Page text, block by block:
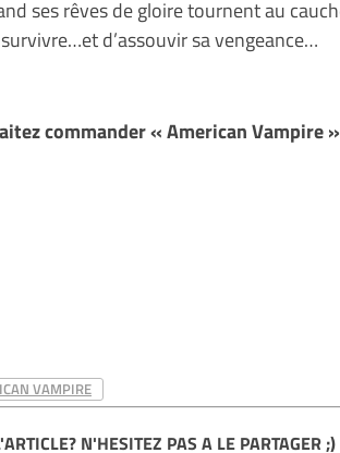
ses rêves de gloire tournent au
d’assouvir sa vengeance…
commander « American Vampire »
VAMPIRE
N'HESITEZ PAS A LE PARTAGER ;)